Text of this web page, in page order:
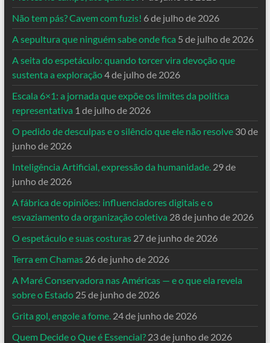
Não tem pás? Cavem com fuzis! 6 de julho de 2026
A sepultura que ninguém sabe onde fica 5 de julho de 2026
A seita do espetáculo: quando torcer vira devoção que
sustenta a exploração4 de julho de 2026
Escala 6×1: a jornada que expõe os limites da política
representativa 1 de julho de 2026
O pedido de desculpas e o silêncio que ele não resolve 30 de
junho de 2026
Inteligência Artificial, expressão da humanidade. 29 de
junho de 2026
A fábrica de opiniões: influenciadores digitais e o
esvaziamento da organização coletiva 28 de junho de 2026
O espetáculo e suas costuras 27 de junho de 2026
Terra em Chamas 26 de junho de 2026
A Maré Conservadora nas Américas — e o que ela revela
sobre o Estado 25 de junho de 2026
Grita gol, engole a fome. 24 de junho de 2026
Quem Decide o Que é Essencial? 23 de junho de 2026